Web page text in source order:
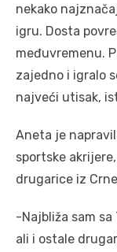
nekako
igru. Dosta
međuvremenu.
zajedno i igralo
najveći utisak,
Aneta je
sportske
drugarice iz
-Najbliža sam
ali i ostale